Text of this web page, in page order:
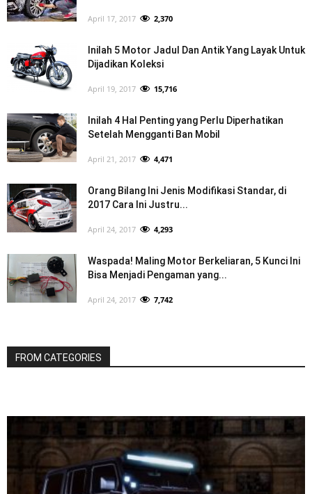
April 17, 2017 2,370
Inilah 5 Motor Jadul Dan Antik Yang Layak Untuk
Dijadikan Koleksi
April 19, 2017 15,716
Inilah 4 Hal Penting yang Perlu Diperhatikan
Setelah Mengganti Ban Mobil
April 21, 2017 4,471
Orang Bilang Ini Jenis Modifikasi Standar, di
2017 Cara Ini Justru...
April 24, 2017 4,293
Waspada! Maling Motor Berkeliaran, 5 Kunci Ini
Bisa Menjadi Pengaman yang...
April 24, 2017 7,742
FROM CATEGORIES